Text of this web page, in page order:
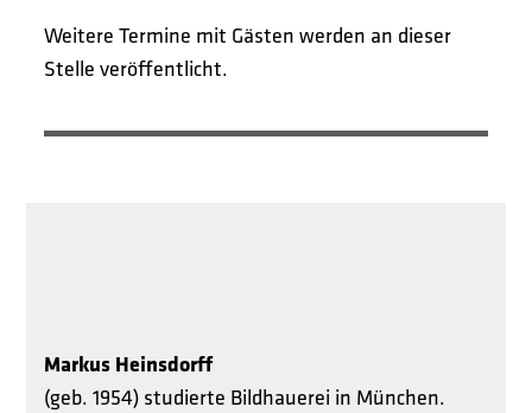
Weitere Termine mit Gästen werden an dieser
Stelle veröffentlicht.
Markus Heinsdorff
(geb. 1954) studierte Bildhauerei in München.